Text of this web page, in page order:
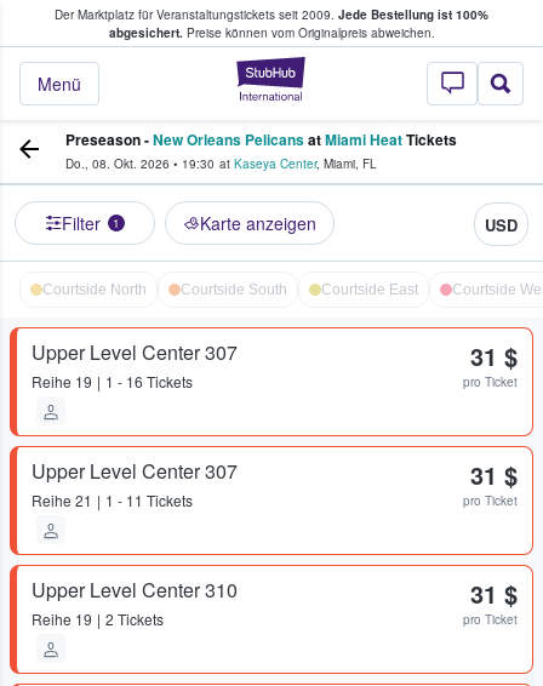
Der Marktplatz für Veranstaltungstickets seit 2009. Jede Bestellung ist 100%
abgesichert.Preise können vom Originalpreis abweichen.
StubHub - Wo
Menü
Tickets kaufen & verkaufen
Preseason -New Orleans PelicansatMiami HeatTickets
Do., 08. Okt. 2026 • 19:30 at Kaseya Center, Miami, FL
Filter 1 Karte anzeigen USD
Courtside North Courtside South Courtside East Courtside
Upper Level Center 307
Reihe 19 1 - 16 Tickets
31 $
pro Ticket
Upper Level Center 307
Reihe 21 1 - 11 Tickets
31 $
pro Ticket
Upper Level Center 310
Reihe 19 2 Tickets
31 $
pro Ticket